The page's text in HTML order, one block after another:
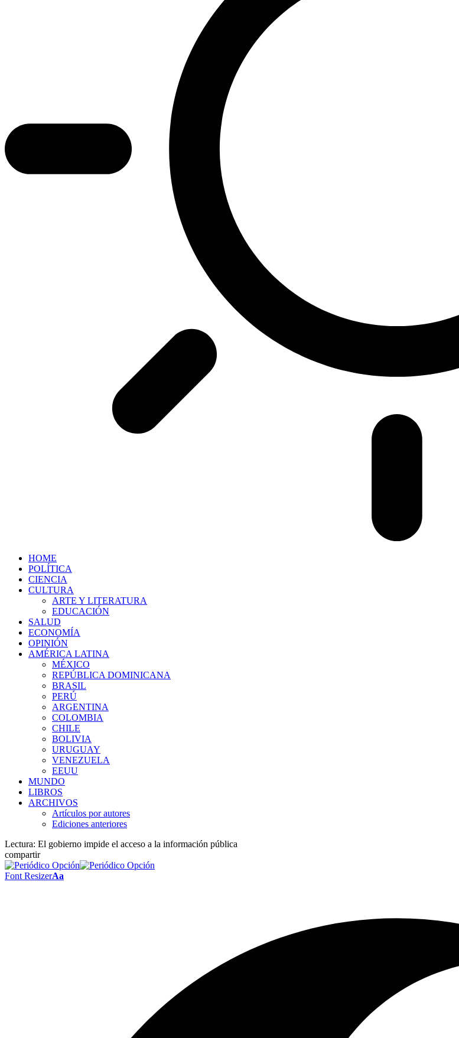
HOME
POLÍTICA
CIENCIA
CULTURA
ARTE Y LITERATURA
EDUCACIÓN
SALUD
ECONOMÍA
OPINIÓN
AMÉRICA LATINA
MÉXICO
REPÚBLICA DOMINICANA
BRASIL
PERÚ
ARGENTINA
COLOMBIA
CHILE
BOLIVIA
URUGUAY
VENEZUELA
EEUU
MUNDO
LIBROS
ARCHIVOS
Artículos por autores
Ediciones anteriores
Lectura: El gobierno impide el acceso a la información pública
compartir
Font ResizerAa